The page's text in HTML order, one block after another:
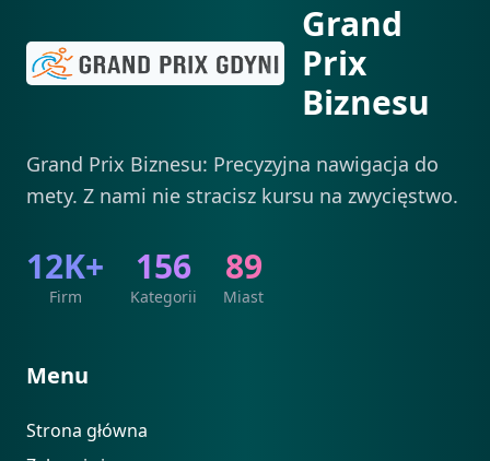
Grand
Prix
Biznesu
Grand Prix Biznesu: Precyzyjna nawigacja do
mety. Z nami nie stracisz kursu na zwycięstwo.
12K+
Firm
156
Kategorii
89
Miast
Menu
Strona główna